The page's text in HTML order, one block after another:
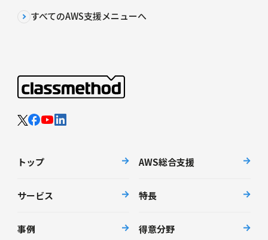
すべてのAWS支援メニューへ
トップ AWS総合支援
サービス 特長
事例 得意分野